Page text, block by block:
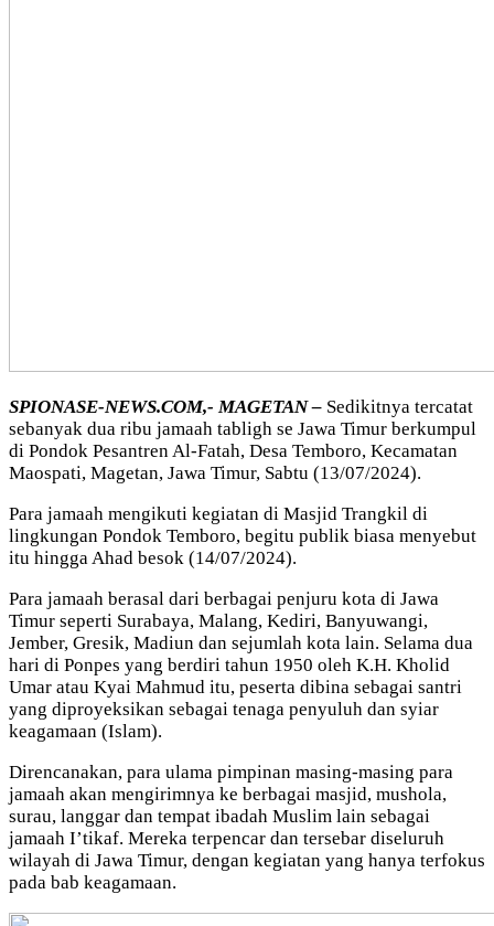
SPIONASE-NEWS.COM,- MAGETAN – Sedikitnya tercatat
sebanyak dua ribu jamaah tabligh se Jawa Timur berkumpul
di Pondok Pesantren Al-Fatah, Desa Temboro, Kecamatan
Maospati, Magetan, Jawa Timur, Sabtu (13/07/2024).
Para jamaah mengikuti kegiatan di Masjid Trangkil di
lingkungan Pondok Temboro, begitu publik biasa menyebut
itu hingga Ahad besok (14/07/2024).
Para jamaah berasal dari berbagai penjuru kota di Jawa
Timur seperti Surabaya, Malang, Kediri, Banyuwangi,
Jember, Gresik, Madiun dan sejumlah kota lain. Selama dua
hari di Ponpes yang berdiri tahun 1950 oleh K.H. Kholid
Umar atau Kyai Mahmud itu, peserta dibina sebagai santri
yang diproyeksikan sebagai tenaga penyuluh dan syiar
keagamaan (Islam).
Direncanakan, para ulama pimpinan masing-masing para
jamaah akan mengirimnya ke berbagai masjid, mushola,
surau, langgar dan tempat ibadah Muslim lain sebagai
jamaah I’tikaf. Mereka terpencar dan tersebar diseluruh
wilayah di Jawa Timur, dengan kegiatan yang hanya terfokus
pada bab keagamaan.